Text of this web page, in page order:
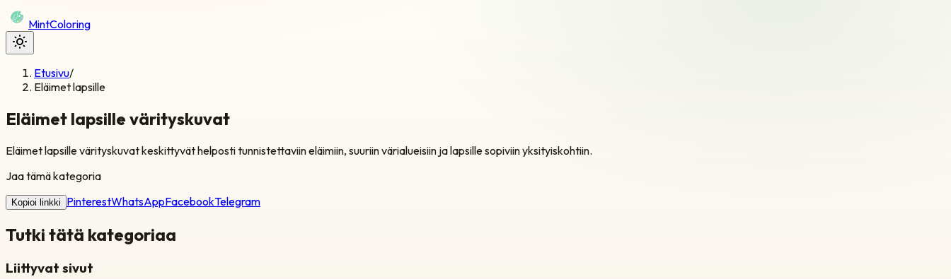
MintColoring
Etusivu/
Eläimet lapsille
Eläimet lapsille värityskuvat
Eläimet lapsille värityskuvat keskittyvät helposti tunnistettaviin eläimiin, suuriin värialueisiin ja lapsille sopiviin yksityiskohtiin.
Jaa tämä kategoria
Kopioi linkki PinterestWhatsAppFacebookTelegram
Tutki tätä kategoriaa
Liittyvat sivut